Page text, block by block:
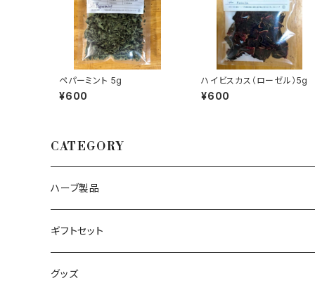
ペパーミント 5g
¥600
ハイビスカス（ローゼル）5g
¥600
CATEGORY
ハーブ製品
ハーブソルト
ハーブシュガー
ギフトセット
グッズ